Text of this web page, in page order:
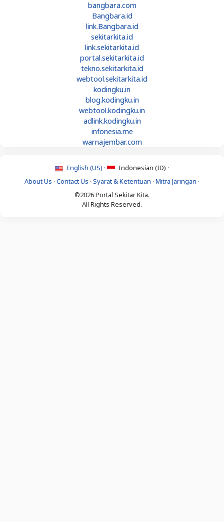
bangbara.com
Bangbara.id
link.Bangbara.id
sekitarkita.id
link.sekitarkita.id
portal.sekitarkita.id
tekno.sekitarkita.id
webtool.sekitarkita.id
kodingku.in
blog.kodingku.in
webtool.kodingku.in
adlink.kodingku.in
infonesia.me
warnajembar.com
English (US) ·
Indonesian (ID) ·
About Us · Contact Us · Syarat & Ketentuan · Mitra Jaringan ·
©2026 Portal Sekitar Kita.
All Rights Reserved.